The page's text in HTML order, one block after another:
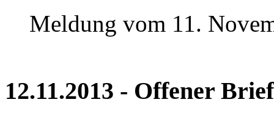
Meldung vom 11.
12.11.2013 - Offener Brief